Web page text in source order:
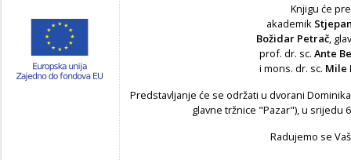
Knjigu će
akademik
Božidar Petrač,
prof. dr. sc. Ante
i mons. dr. sc. Mile
Predstavljanje će se održati u dvorani
glavne tržnice "Pazar"), u srijedu
Radujemo se